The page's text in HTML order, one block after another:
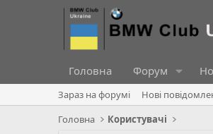
Головна Форум
Зараз на форумі Нові
Головна
Користувачі